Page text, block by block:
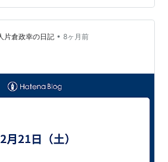
レゼントする ついでに頭を刈つて
少し風邪気味らしく、セキが出るが
すまの張り替え」は素人にはかなり
だが、二日かけてなんとかやりき
倉政幸の日記 • 8ヶ月前